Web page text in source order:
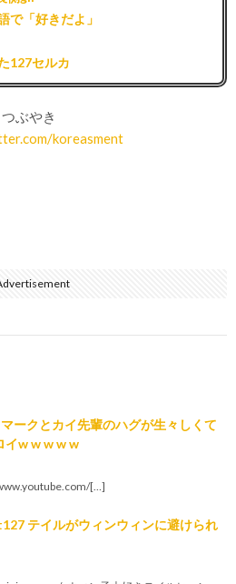
で「好きだよ」
127セルカ
ぶやき
koreasment
マークとカイ先輩のハグが生々しくて
イw w w w w
[…]
テイルがウィンウィンに避けられ